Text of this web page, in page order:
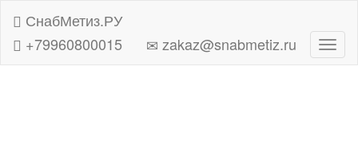
СнабМетиз.РУ
+79960800015
zakaz@snabmetiz.ru